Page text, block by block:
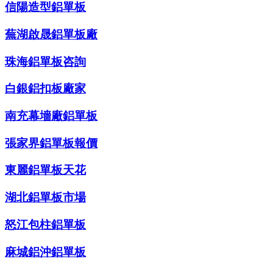
信陽造型鋁單板
蕪湖啟晟鋁單板廠
珠海鋁單板咨詢
白銀鋁扣板廠家
南充幕墻廠鋁單板
張家界鋁單板報價
東麗鋁單板天花
湖北鋁單板市場
怒江包柱鋁單板
麻城鋁沖鋁單板